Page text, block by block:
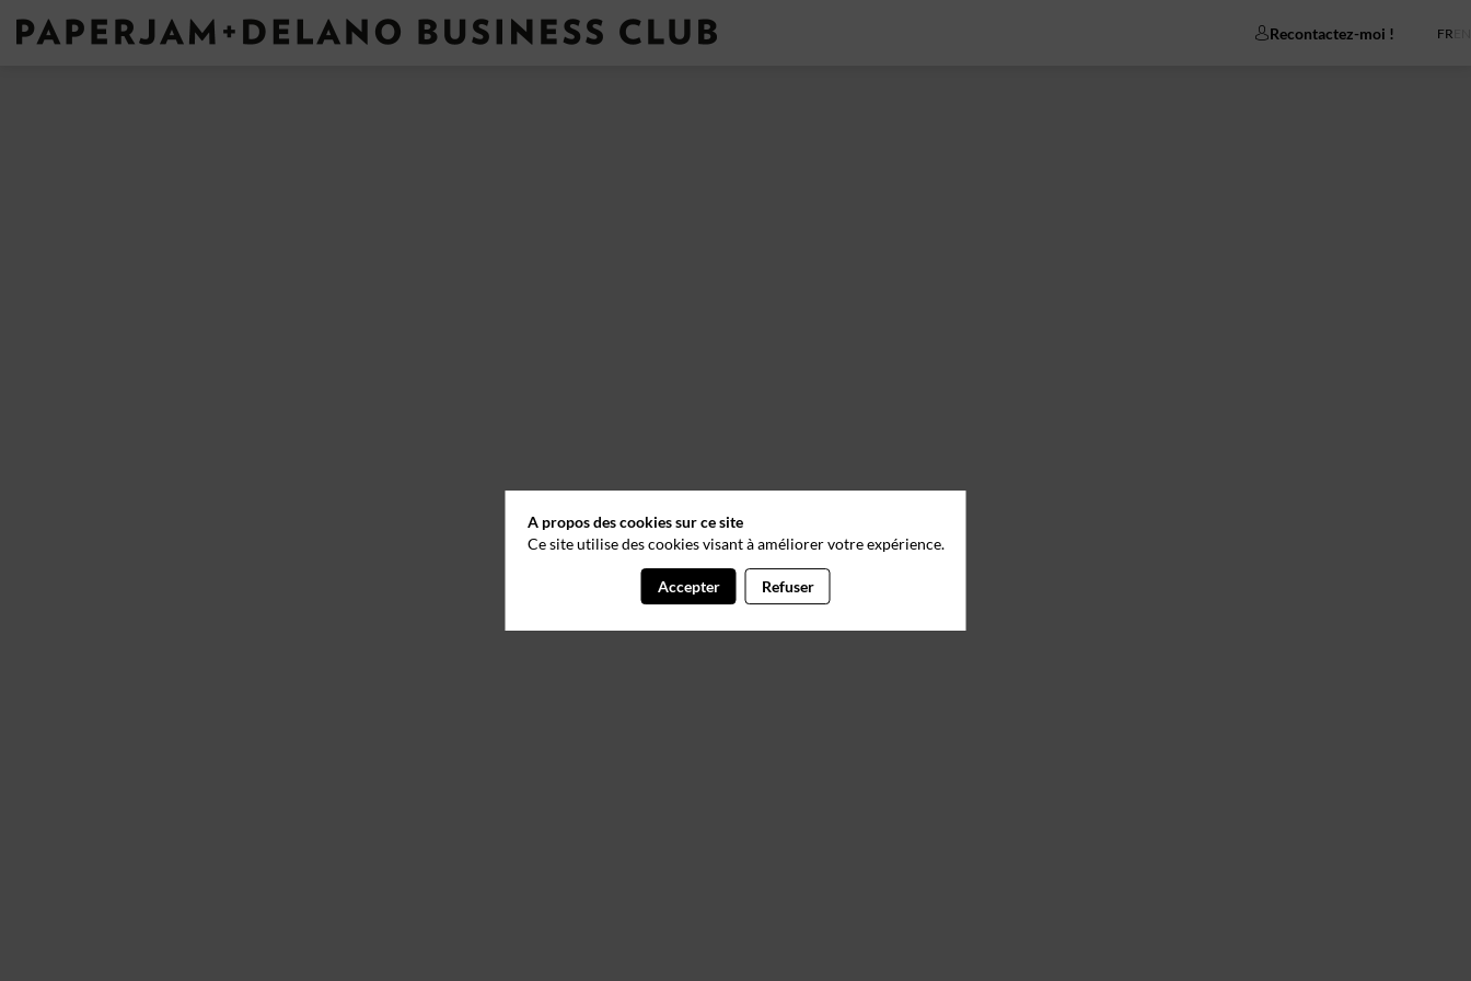
Recontactez-moi ! FR
Il manque du contenu : rafraichissez votre navigateur
A propos des cookies sur ce site
Ce site utilise des cookies visant à améliorer votre expérience.
Accepter Refuser